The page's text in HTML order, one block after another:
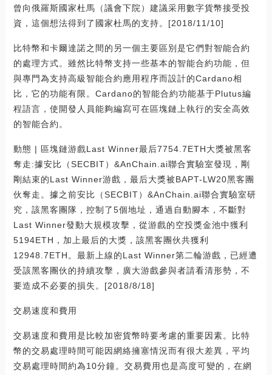
曾向俄羅斯國家杜馬（議會下院）建議采用數字貨幣接受投
資，這個想法得到了國家杜馬的支持。[2018/11/10]
比特幣和卡爾達諾之間的另一個主要區別是它們對智能合約
的處理方式。雖然比特幣支持一些基本的智能合約功能，但
與專門為支持高級智能合約應用程序而設計的Cardano相
比，它的功能有限。Cardano的智能合約功能基于Plutus編
程語言，使開發人員能夠編寫可在區塊鏈上執行的安全高效
的智能合約。
動態 | 區塊鏈游戲Last Winner最后7754.7ETH大獎被黑客
奪走:據安比（SECBIT）&AnChain.ai聯合實驗室發現，剛
剛結束的Last Winner游戲，最后大獎被BAPT-LW20黑客團
伙奪走。據之前安比（SECBIT）&AnChain.ai聯合實驗室研
究，該黑客團隊，控制了5個地址，通過自動腳本，不斷對
Last Winner發動大規模攻擊，從游戲的空投獎金池中獲利
5194ETH，加上最后的大獎，該黑客團伙共獲利
12948.7ETH。最新上線的Last Winner第二輪游戲，已經遭
受該黑客團伙的持續攻擊，廣大游戲參與者請看清形勢，不
要造成不必要的損失。[2018/8/18]
交易速度和費用
交易速度和費用是比較加密貨幣時要考慮的重要因素。比特
幣的交易處理時間可能因網絡擁塞情況而有很大差異，平均
交易處理時間約為10分鐘。交易費用也是高度可變的，在網